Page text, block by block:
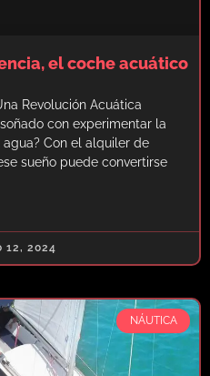
el coche acuático
Revolución Acuática
con experimentar la
Con el alquiler de
sueño puede convertirse
12, 2024
NÁUTICA